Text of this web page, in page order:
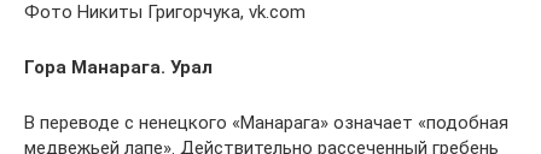
Фото Никиты Григорчука, vk.com
Гора Манарага. Урал
В переводе с ненецкого «Манарага» означает «подобная
медвежьей лапе». Действительно рассеченный гребень